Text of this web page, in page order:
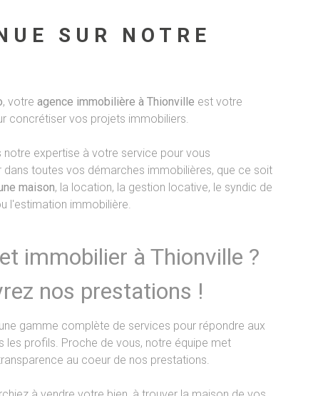
SUR NOTRE
, votre agence immobilière à Thionville est votre
concrétiser vos projets immobiliers.
notre expertise à votre service pour vous
toutes vos démarches immobilières, que ce soit
maison, la location, la gestion locative, le syndic de
l'estimation immobilière.
immobilier à Thionville ?
nos prestations !
gamme complète de services pour répondre aux
les profils. Proche de vous, notre équipe met
au coeur de nos prestations.